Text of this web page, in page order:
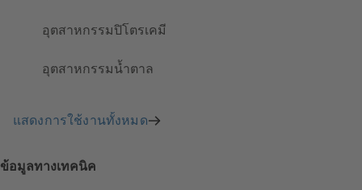
อุตสาหกรรมปิโตรเคมี
อุตสาหกรรมน้ำตาล
แสดงการใช้งานทั้งหมด
ข้อมูลทางเทคนิค